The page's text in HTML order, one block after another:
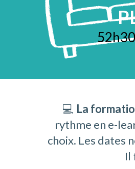
💻 La
rythme en e-
choix. Les dates
Il